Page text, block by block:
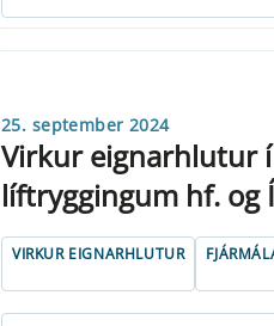
25. september 2024
Virkur eignarhlutur
líftryggingum hf. og
VIRKUR EIGNARHLUTUR